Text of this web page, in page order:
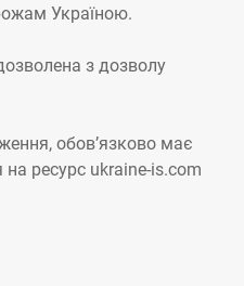
Україною.
з дозволу
обов’язково має
на ресурс ukraine-is.com